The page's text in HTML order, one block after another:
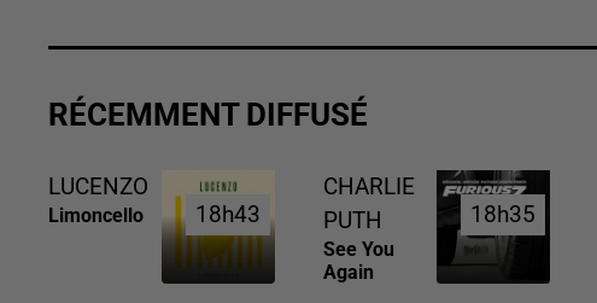
RÉCEMMENT DIFFUSÉ
LUCENZO
Limoncello 18h43
18h43
CHARLIE
PUTH
See You
Again
18h35
18h35